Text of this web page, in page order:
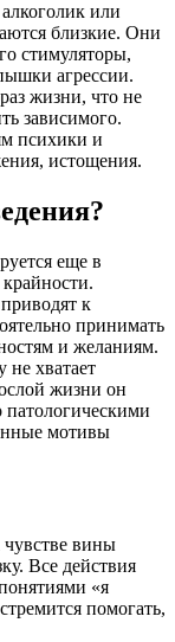
или
близкие. Они
стимуляторы,
агрессии.
жизни, что не
зависимого.
психики и
истощения.
еще в
к
принимать
и желаниям.
не хватает
жизни он
патологическими
мотивы
вины
Все действия
«я
помогать,